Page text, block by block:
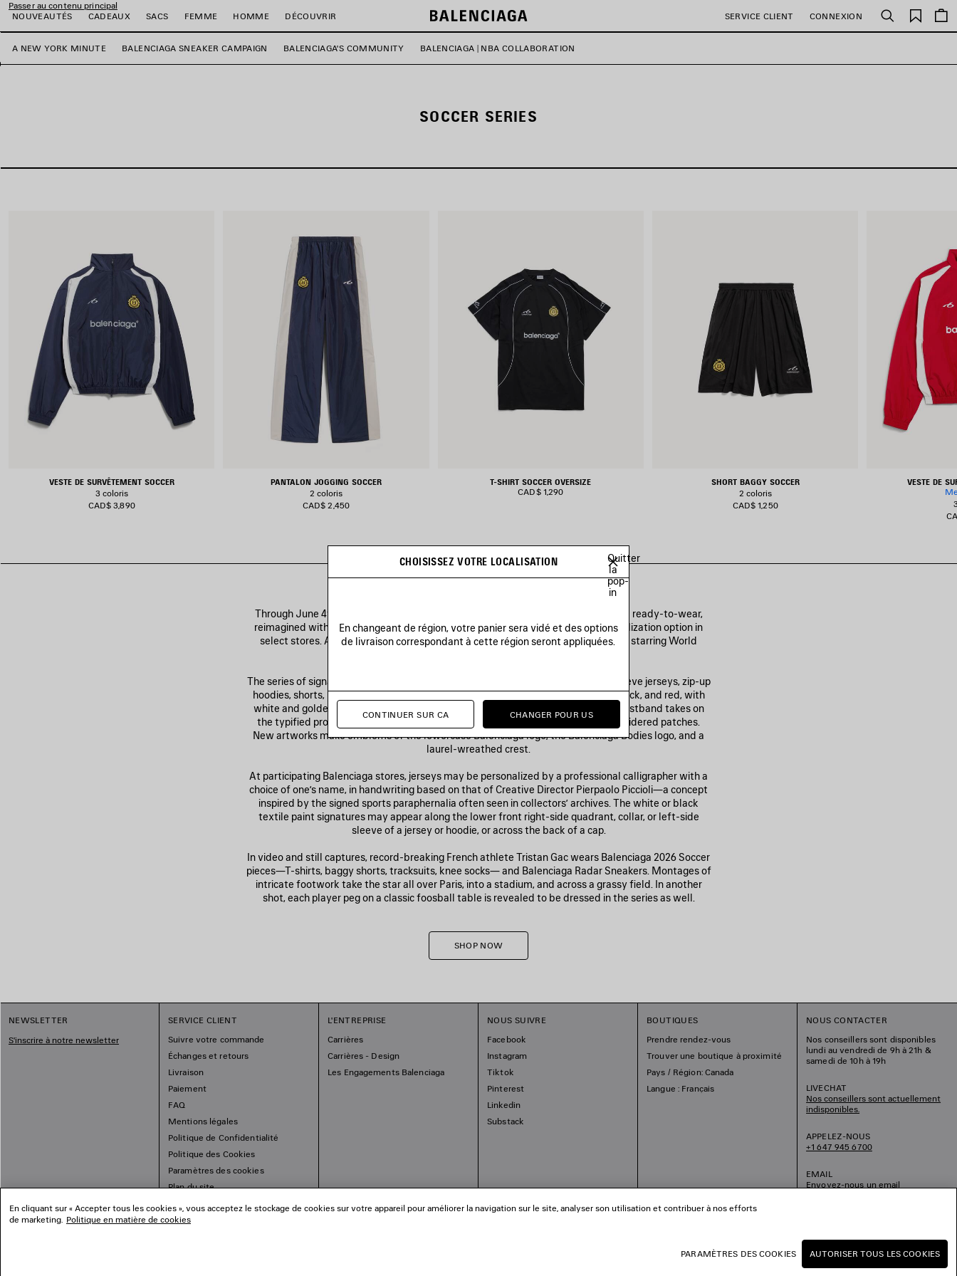
Passer au contenu principal
NOUVEAUTÉS
CADEAUX SACS FEMME HOMME DÉCOUVRIR SERVICE CLIENT CONNEXION Rechercher
A NEW YORK MINUTE BALENCIAGA SNEAKER CAMPAIGN BALENCIAGA'S COMMUNITY BALENCIAGA | NBA COLLABORATION
SOCCER SERIES
VESTE DE SURVÊTEMENT SOCCER
3 coloris
CAD$ 3,890
PANTALON JOGGING SOCCER
2 coloris
CAD$ 2,450
T-SHIRT SOCCER OVERSIZE
CAD$ 1,290
SHORT BAGGY SOCCER
2 coloris
CAD$ 1,250
VESTE DE
Through June 4th, 2026, Balenciaga launches a series of its classic soccer-inspired ready-to-wear,
reimagined with a codified graphic system, new material concepts, and a personalization option in
select stores. A dedicated campaign showcases the series from multiple angles, starring World
The series of signature-fit, scrimmage-ready pieces—tracksuit separates, shortsleeve jerseys, zip-up
hoodies, shorts, pants, caps, socks—are seen in a focused palette of dark blue, black, and red, with
white and golden details. A zippered leather jacket with elasticated cuffs and waistband takes on
the typified proportions of a soccer player’s off-field apparel, affixed with embroidered patches.
New artworks make emblems of the lowercase Balenciaga logo, the Balenciaga Bodies logo, and a
laurel-wreathed crest.
At participating Balenciaga stores, jerseys may be personalized by a professional calligrapher with a
choice of one’s name, in handwriting based on that of Creative Director Pierpaolo Piccioli—a concept
inspired by the signed sports paraphernalia often seen in collectors’ archives. The white or black
textile paint signatures may appear along the lower front right-side quadrant, collar, or left-side
sleeve of a jersey or hoodie, or across the back of a cap.
In video and still captures, record-breaking French athlete Tristan Gac wears Balenciaga 2026 Soccer
pieces—T-shirts, baggy shorts, tracksuits, knee socks— and Balenciaga Radar Sneakers. Montages of
intricate footwork take the star all over Paris, into a stadium, and across a grassy field. In another
shot, each player peg on a classic foosball table is revealed to be dressed in the series as well.
SHOP NOW
NEWSLETTER
S'inscrire à notre newsletter
SERVICE CLIENT
Suivre votre commande
Échanges et retours
Livraison
Paiement
FAQ
Mentions légales
Politique de Confidentialité
Politique des Cookies
Paramètres des cookies
Plan du site
L'ENTREPRISE
Carrières
Carrières - Design
Les Engagements Balenciaga
NOUS SUIVRE
Facebook
Instagram
Tiktok
Pinterest
Linkedin
Substack
BOUTIQUES
Prendre rendez-vous
Trouver une boutique à proximité
Pays / Région: Canada
Langue : Français
NOUS CONTACTER
Nos conseillers sont disponibles
lundi au vendredi de 9h à 21h &
samedi de 10h à 19h
LIVECHAT
Nos conseillers sont actuellement
indisponibles.
APPELEZ-NOUS
+1 647 945 6700
EMAIL
Envoyez-nous un email
CHOISISSEZ VOTRE LOCALISATION
Quitter
la
pop-
in
En changeant de région, votre panier sera vidé et des options
de livraison correspondant à cette région seront appliquées.
CONTINUER SUR CA CHANGER POUR US
En cliquant sur « Accepter tous les cookies », vous acceptez le stockage de cookies sur votre appareil pour améliorer la navigation sur le site, analyser son utilisation et contribuer à nos efforts
de marketing. Politique en matière de cookies
PARAMÈTRES DES COOKIES AUTORISER TOUS LES COOKIES